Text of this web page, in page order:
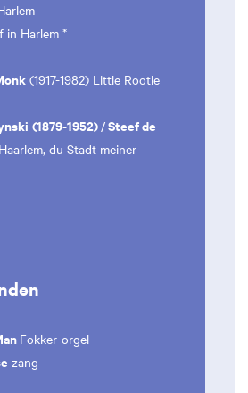
in Harlem *
(1917-1982) Little Rootie
(1879-1952)/Steef de
Haarlem, du Stadt meiner
Fokker-orgel
zang